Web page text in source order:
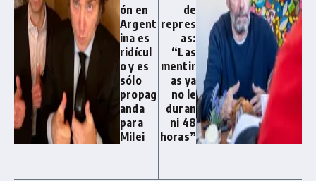
ón en
Argent
ina es
ridícul
o y es
sólo
propag
anda
para
Milei
de
repres
as:
“Las
mentir
as ya
no le
duran
ni 48
horas”